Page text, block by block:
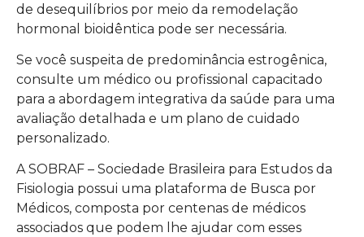
de desequilíbrios por meio da remodelação
hormonal bioidêntica pode ser necessária.
Se você suspeita de predominância estrogênica,
consulte um médico ou profissional capacitado
para a abordagem integrativa da saúde para uma
avaliação detalhada e um plano de cuidado
personalizado.
A SOBRAF – Sociedade Brasileira para Estudos da
Fisiologia possui uma plataforma de Busca por
Médicos, composta por centenas de médicos
associados que podem lhe ajudar com esses